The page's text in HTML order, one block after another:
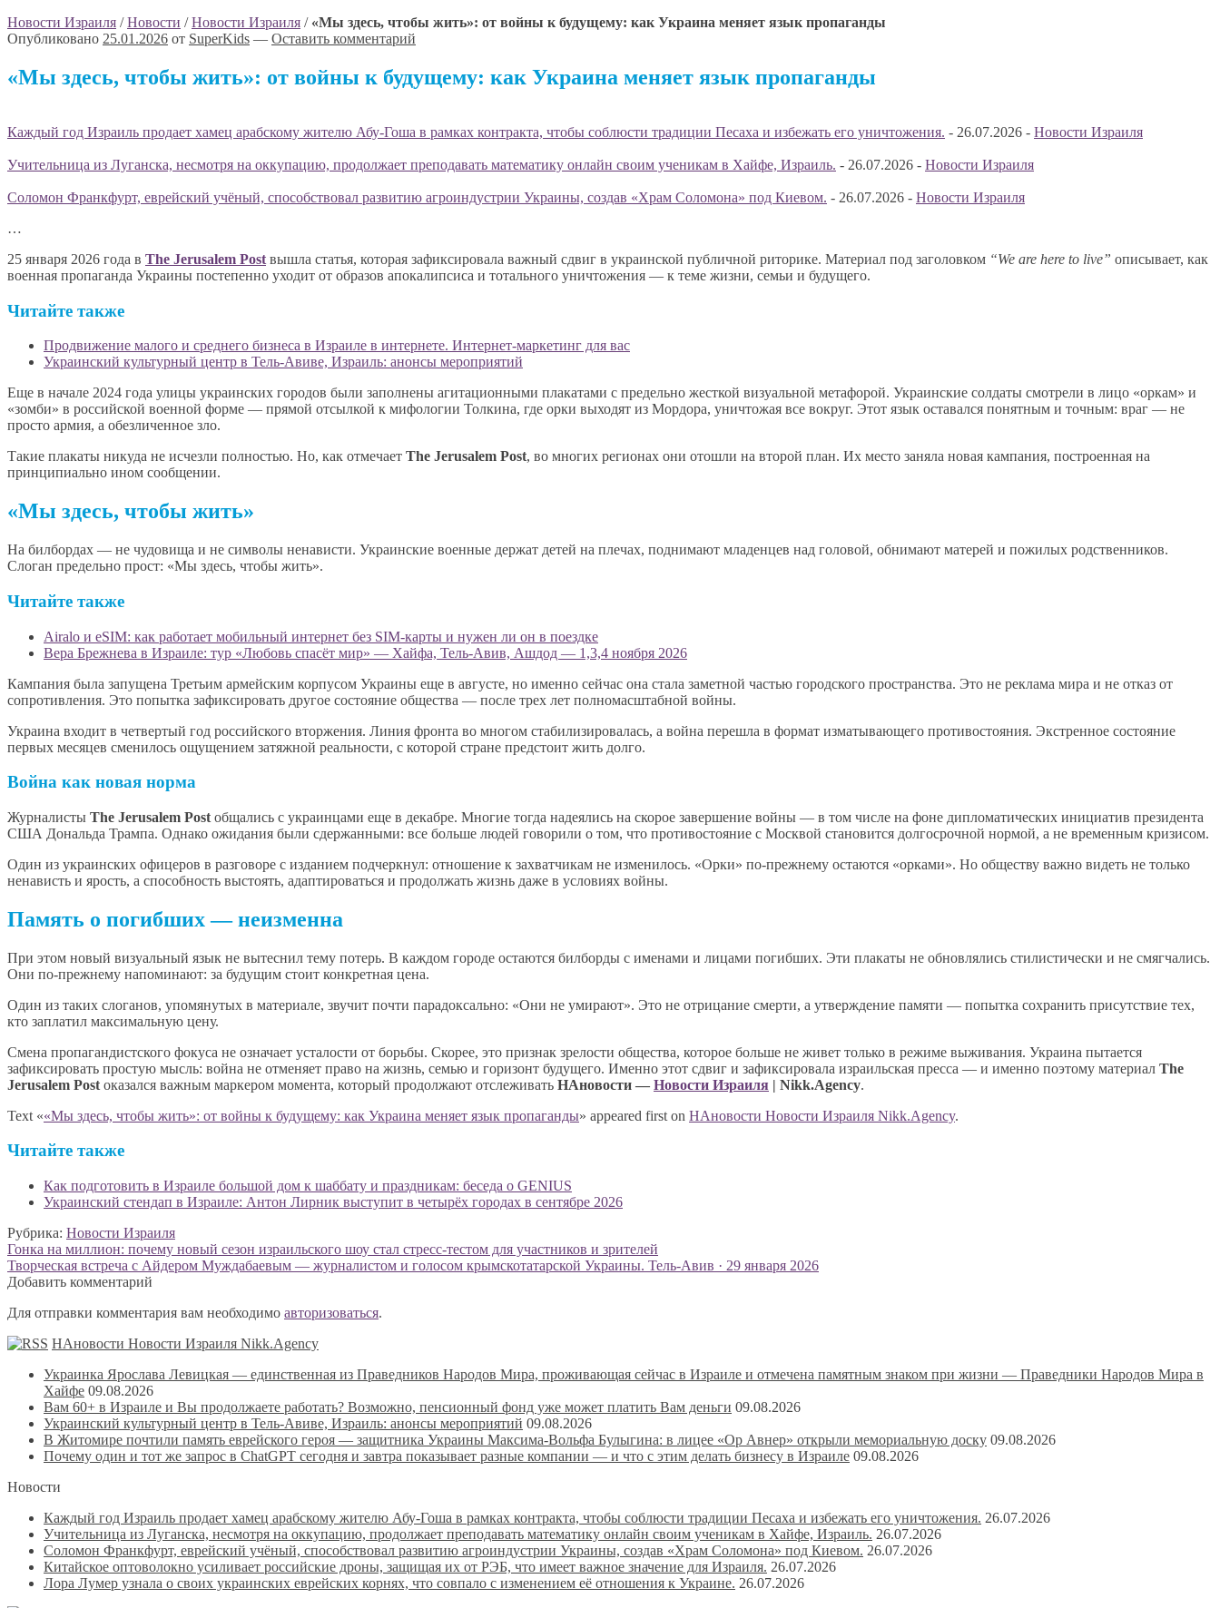
Новости Израиля /Новости /Новости Израиля / «Мы здесь, чтобы жить»: от войны к будущему: как Украина меняет язык пропаганды
Опубликовано 25.01.2026 от SuperKids — Оставить комментарий
«Мы здесь, чтобы жить»: от войны к будущему: как Украина меняет язык пропаганды
Каждый год Израиль продает хамец арабскому жителю Абу-Гоша в рамках контракта, чтобы соблюсти традиции Песаха и избежать его уничтожения. - 26.07.2026 - Новости Израиля
Учительница из Луганска, несмотря на оккупацию, продолжает преподавать математику онлайн своим ученикам в Хайфе, Израиль. - 26.07.2026 - Новости Израиля
Соломон Франкфурт, еврейский учёный, способствовал развитию агроиндустрии Украины, создав «Храм Соломона» под Киевом. - 26.07.2026 - Новости Израиля
…
25 января 2026 года в The Jerusalem Post вышла статья, которая зафиксировала важный сдвиг в украинской публичной риторике. Материал под заголовком “We are here to live” описывает, как
военная пропаганда Украины постепенно уходит от образов апокалипсиса и тотального уничтожения — к теме жизни, семьи и будущего.
Читайте также
Продвижение малого и среднего бизнеса в Израиле в интернете. Интернет-маркетинг для вас
Украинский культурный центр в Тель-Авиве, Израиль: анонсы мероприятий
Еще в начале 2024 года улицы украинских городов были заполнены агитационными плакатами с предельно жесткой визуальной метафорой. Украинские солдаты смотрели в лицо «оркам» и
«зомби» в российской военной форме — прямой отсылкой к мифологии Толкина, где орки выходят из Мордора, уничтожая все вокруг. Этот язык оставался понятным и точным: враг — не
просто армия, а обезличенное зло.
Такие плакаты никуда не исчезли полностью. Но, как отмечает The Jerusalem Post, во многих регионах они отошли на второй план. Их место заняла новая кампания, построенная на
принципиально ином сообщении.
«Мы здесь, чтобы жить»
На билбордах — не чудовища и не символы ненависти. Украинские военные держат детей на плечах, поднимают младенцев над головой, обнимают матерей и пожилых родственников.
Слоган предельно прост: «Мы здесь, чтобы жить».
Читайте также
Airalo и eSIM: как работает мобильный интернет без SIM-карты и нужен ли он в поездке
Вера Брежнева в Израиле: тур «Любовь спасёт мир» — Хайфа, Тель-Авив, Ашдод — 1,3,4 ноября 2026
Кампания была запущена Третьим армейским корпусом Украины еще в августе, но именно сейчас она стала заметной частью городского пространства. Это не реклама мира и не отказ от
сопротивления. Это попытка зафиксировать другое состояние общества — после трех лет полномасштабной войны.
Украина входит в четвертый год российского вторжения. Линия фронта во многом стабилизировалась, а война перешла в формат изматывающего противостояния. Экстренное состояние
первых месяцев сменилось ощущением затяжной реальности, с которой стране предстоит жить долго.
Война как новая норма
Журналисты The Jerusalem Post общались с украинцами еще в декабре. Многие тогда надеялись на скорое завершение войны — в том числе на фоне дипломатических инициатив президента
США Дональда Трампа. Однако ожидания были сдержанными: все больше людей говорили о том, что противостояние с Москвой становится долгосрочной нормой, а не временным кризисом.
Один из украинских офицеров в разговоре с изданием подчеркнул: отношение к захватчикам не изменилось. «Орки» по-прежнему остаются «орками». Но обществу важно видеть не только
ненависть и ярость, а способность выстоять, адаптироваться и продолжать жизнь даже в условиях войны.
Память о погибших — неизменна
При этом новый визуальный язык не вытеснил тему потерь. В каждом городе остаются билборды с именами и лицами погибших. Эти плакаты не обновлялись стилистически и не смягчались.
Они по-прежнему напоминают: за будущим стоит конкретная цена.
Один из таких слоганов, упомянутых в материале, звучит почти парадоксально: «Они не умирают». Это не отрицание смерти, а утверждение памяти — попытка сохранить присутствие тех,
кто заплатил максимальную цену.
Смена пропагандистского фокуса не означает усталости от борьбы. Скорее, это признак зрелости общества, которое больше не живет только в режиме выживания. Украина пытается
зафиксировать простую мысль: война не отменяет право на жизнь, семью и горизонт будущего. Именно этот сдвиг и зафиксировала израильская пресса — и именно поэтому материал The
Jerusalem Post оказался важным маркером момента, который продолжают отслеживать НАновости — Новости Израиля | Nikk.Agency.
Text ««Мы здесь, чтобы жить»: от войны к будущему: как Украина меняет язык пропаганды» appeared first on НАновости Новости Израиля Nikk.Agency.
Читайте также
Как подготовить в Израиле большой дом к шаббату и праздникам: беседа о GENIUS
Украинский стендап в Израиле: Антон Лирник выступит в четырёх городах в сентябре 2026
Рубрика: Новости Израиля
Навигация
по
Предыдущая
запись:
Гонка на миллион: почему новый сезон израильского шоу стал стресс-тестом для участников и зрителей
Следующая
запись:
Творческая встреча с Айдером Муждабаевым — журналистом и голосом крымскотатарской Украины. Тель-Авив · 29 января 2026
Добавить комментарий
Для отправки комментария вам необходимо авторизоваться.
НАновости Новости Израиля Nikk.Agency
Украинка Ярослава Левицкая — единственная из Праведников Народов Мира, проживающая сейчас в Израиле и отмечена памятным знаком при жизни — Праведники Народов Мира в
Хайфе 09.08.2026
Вам 60+ в Израиле и Вы продолжаете работать? Возможно, пенсионный фонд уже может платить Вам деньги 09.08.2026
Украинский культурный центр в Тель-Авиве, Израиль: анонсы мероприятий 09.08.2026
В Житомире почтили память еврейского героя — защитника Украины Максима-Вольфа Булыгина: в лицее «Ор Авнер» открыли мемориальную доску 09.08.2026
Почему один и тот же запрос в ChatGPT сегодня и завтра показывает разные компании — и что с этим делать бизнесу в Израиле 09.08.2026
Новости
Каждый год Израиль продает хамец арабскому жителю Абу-Гоша в рамках контракта, чтобы соблюсти традиции Песаха и избежать его уничтожения. 26.07.2026
Учительница из Луганска, несмотря на оккупацию, продолжает преподавать математику онлайн своим ученикам в Хайфе, Израиль. 26.07.2026
Соломон Франкфурт, еврейский учёный, способствовал развитию агроиндустрии Украины, создав «Храм Соломона» под Киевом. 26.07.2026
Китайское оптоволокно усиливает российские дроны, защищая их от РЭБ, что имеет важное значение для Израиля. 26.07.2026
Лора Лумер узнала о своих украинских еврейских корнях, что совпало с изменением её отношения к Украине. 26.07.2026